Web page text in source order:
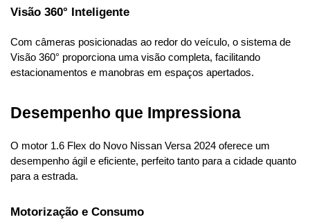
Visão 360° Inteligente
Com câmeras posicionadas ao redor do veículo, o sistema de
Visão 360° proporciona uma visão completa, facilitando
estacionamentos e manobras em espaços apertados.
Desempenho que Impressiona
O motor 1.6 Flex do Novo Nissan Versa 2024 oferece um
desempenho ágil e eficiente, perfeito tanto para a cidade quanto
para a estrada.
Motorização e Consumo